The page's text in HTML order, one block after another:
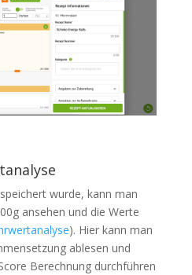
wurde, kann man
ansehen und die Werte
). Hier kann man
ablesen und
Berechnung durchführen